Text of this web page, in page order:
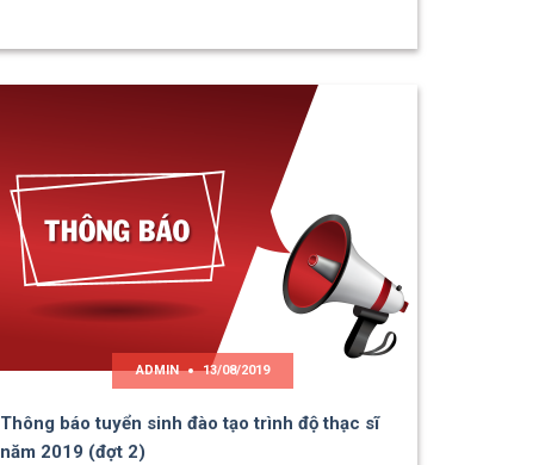
ADMIN 13/08/2019
Thông báo tuyển sinh đào tạo trình độ thạc sĩ
năm 2019 (đợt 2)